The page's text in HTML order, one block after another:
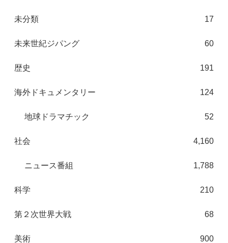
未分類 17
未来世紀ジパング 60
歴史 191
海外ドキュメンタリー 124
地球ドラマチック 52
社会 4,160
ニュース番組 1,788
科学 210
第２次世界大戦 68
美術 900